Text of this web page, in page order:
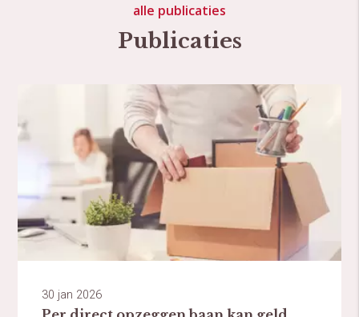
Publicaties
alle publicaties
30 jan 2026